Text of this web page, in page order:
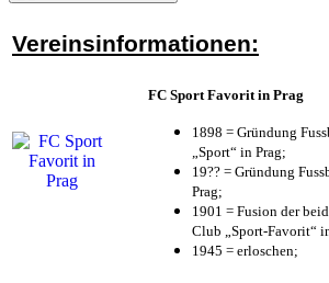
Vereinsinformationen:
FC Sport Favorit in Prag
1898 = Gründung
„Sport“ in Prag;
19?? = Gründung
Prag;
1901 = Fusion der
Club „Sport-Favorit“
1945 = erloschen;